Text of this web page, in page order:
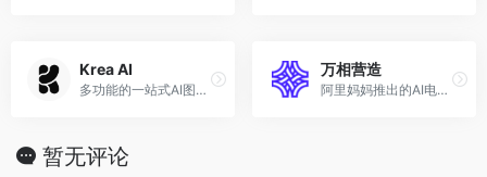
Krea AI
多功能的一站式AI图像生成和编辑平台
万相营造
阿里妈妈推出的AI电商营销工具
暂无评论